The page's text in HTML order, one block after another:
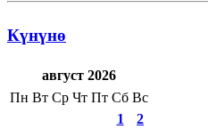
Күнүнө
август 2026
Пн Вт Ср Чт Пт Сб Вс
1
2